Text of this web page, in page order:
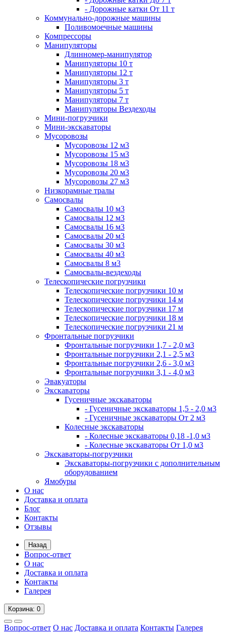
- Дорожные катки От 11 т
Коммунально-дорожные машины
Поливомоечные машины
Компрессоры
Манипуляторы
Длинномер-манипулятор
Манипуляторы 10 т
Манипуляторы 12 т
Манипуляторы 3 т
Манипуляторы 5 т
Манипуляторы 7 т
Манипуляторы Вездеходы
Мини-погрузчики
Мини-экскаваторы
Мусоровозы
Мусоровозы 12 м3
Мусоровозы 15 м3
Мусоровозы 18 м3
Мусоровозы 20 м3
Мусоровозы 27 м3
Низкорамные тралы
Самосвалы
Самосвалы 10 м3
Самосвалы 12 м3
Самосвалы 16 м3
Самосвалы 20 м3
Самосвалы 30 м3
Самосвалы 40 м3
Самосвалы 8 м3
Самосвалы-вездеходы
Телескопические погрузчики
Телескопические погрузчики 10 м
Телескопические погрузчики 14 м
Телескопические погрузчики 17 м
Телескопические погрузчики 18 м
Телескопические погрузчики 21 м
Фронтальные погрузчики
Фронтальные погрузчики 1,7 - 2,0 м3
Фронтальные погрузчики 2,1 - 2,5 м3
Фронтальные погрузчики 2,6 - 3,0 м3
Фронтальные погрузчики 3,1 - 4,0 м3
Эвакуаторы
Экскаваторы
Гусеничные экскаваторы
- Гусеничные экскаваторы 1,5 - 2,0 м3
- Гусеничные экскаваторы От 2 м3
Колесные экскаваторы
- Колесные экскаваторы 0,18 -1,0 м3
- Колесные экскаваторы От 1,0 м3
Экскаваторы-погрузчики
Экскаваторы-погрузчики с дополнительным
оборудованием
Ямобуры
О нас
Доставка и оплата
Блог
Контакты
Отзывы
Назад
Вопрос-ответ
О нас
Доставка и оплата
Контакты
Галерея
Корзина: 0
Вопрос-ответ О нас Доставка и оплата Контакты Галерея